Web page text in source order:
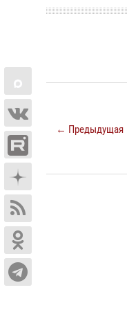
← Предыдущая